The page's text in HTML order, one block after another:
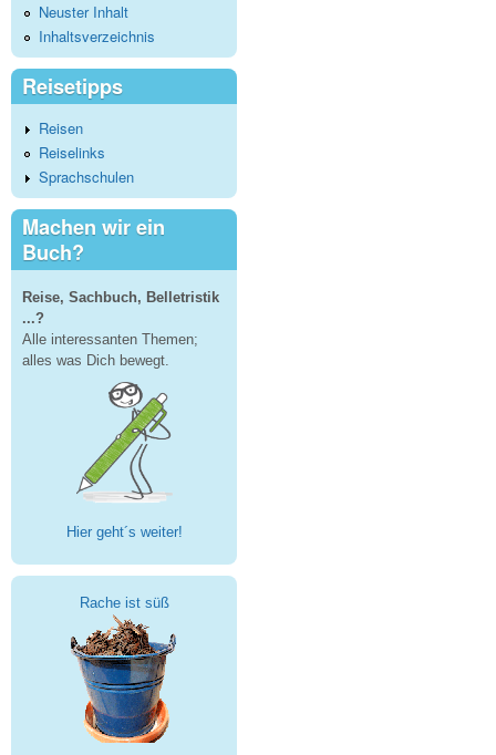
Neuster Inhalt
Inhaltsverzeichnis
Reisetipps
Reisen
Reiselinks
Sprachschulen
Machen wir ein
Buch?
Reise, Sachbuch, Belletristik
...?
Alle interessanten Themen;
alles was Dich bewegt.
Hier geht´s weiter!
Rache ist süß